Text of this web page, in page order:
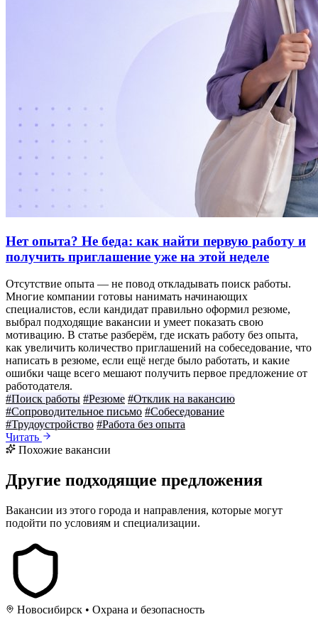
Нет опыта? Не беда: как найти первую работу и
получить приглашение уже на этой неделе
Отсутствие опыта — не повод откладывать поиск работы.
Многие компании готовы нанимать начинающих
специалистов, если кандидат правильно оформил резюме,
выбрал подходящие вакансии и умеет показать свою
мотивацию. В статье разберём, где искать работу без опыта,
как увеличить количество приглашений на собеседование, что
написать в резюме, если ещё негде было работать, и какие
ошибки чаще всего мешают получить первое предложение от
работодателя.
#Поиск работы #Резюме #Отклик на вакансию
#Сопроводительное письмо #Собеседование
#Трудоустройство #Работа без опыта
Читать
Похожие вакансии
Другие подходящие предложения
Вакансии из этого города и направления, которые могут
подойти по условиям и специализации.
Новосибирск • Охрана и безопасность